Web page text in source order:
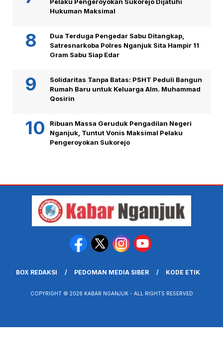
Hukuman Maksimal
Dua Terduga Pengedar Sabu Ditangkap,
Satresnarkoba Polres Nganjuk Sita Hampir 11
Gram Sabu Siap Edar
Solidaritas Tanpa Batas: PSHT Peduli Bangun
Rumah Baru untuk Keluarga Alm. Muhammad
Qosirin
Ribuan Massa Geruduk Pengadilan Negeri
Nganjuk, Tuntut Vonis Maksimal Pelaku
Pengeroyokan Sukorejo
BOX REDAKSI PEDOMAN MEDIA SIBER KODE ETIK
COPYRIGHT © 2026 KABAR NGANJUK - ALL RIGHTS RESERVED